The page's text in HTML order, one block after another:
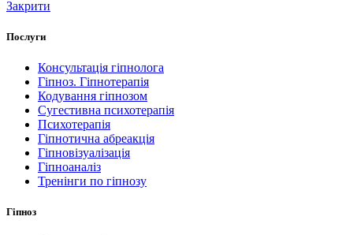
Закрити
Послуги
Консультація гіпнолога
Гіпноз. Гіпнотерапія
Кодування гіпнозом
Сугестивна психотерапія
Психотерапія
Гіпнотична абреакція
Гіпновізуалізація
Гіпноаналіз
Тренінги по гіпнозу
Гіпноз